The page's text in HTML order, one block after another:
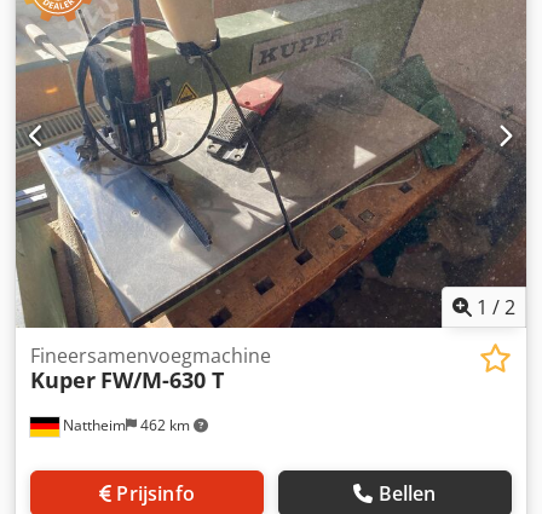
1 /2
Nattheim 462 km
Fineersamenvoegmachine
Kuper FW/M-630 T
Prijsinfo Bellen